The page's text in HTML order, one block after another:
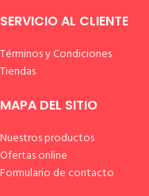
SERVICIO AL CLIENTE
Términos y Condiciones
Tiendas
MAPA DEL SITIO
Nuestros productos
Ofertas online
Formulario de contacto